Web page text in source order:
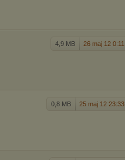
4,9 MB 26 maj 12 0:11
0,8 MB 25 maj 12 23:33